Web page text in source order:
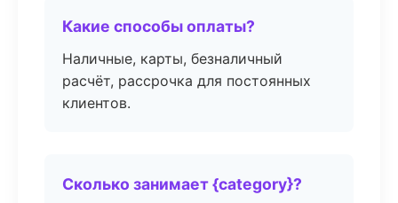
Какие способы оплаты?
Наличные, карты, безналичный
расчёт, рассрочка для постоянных
клиентов.
Сколько занимает {category}?